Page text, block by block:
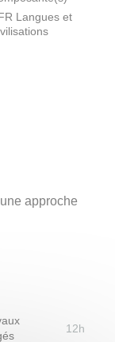
Langues et
approche
12h